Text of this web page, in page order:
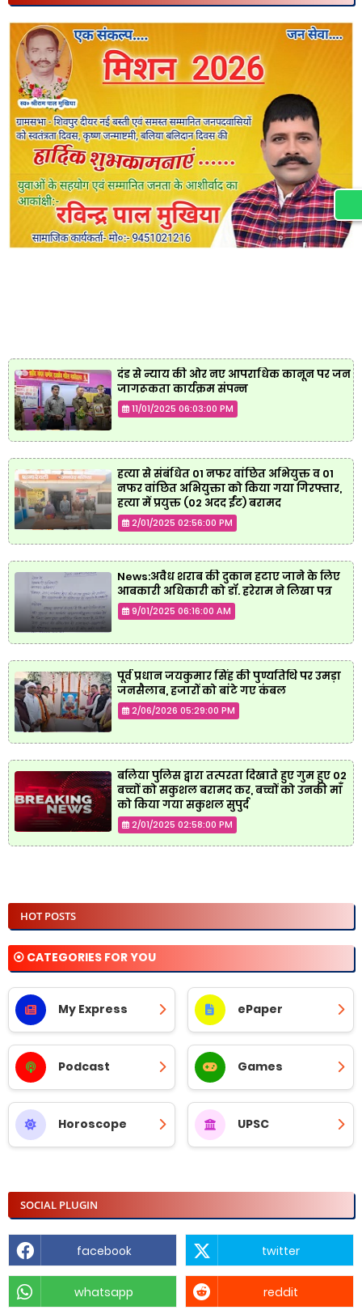
दंड से न्याय की ओर नए आपराधिक कानून पर जन
जागरूकता कार्यक्रम संपन्न
11/01/2025 06:03:00 PM
हत्या से संबंधित 01 नफर वांछित अभियुक्त व 01
नफर वांछित अभियुक्ता को किया गया गिरफ्तार,
हत्या में प्रयुक्त (02 अदद ईंट) बरामद
2/01/2025 02:56:00 PM
News:अवैध शराब की दुकान हटाए जाने के लिए
आबकारी अधिकारी को डॉ. हरेराम ने लिखा पत्र
9/01/2025 06:16:00 AM
पूर्व प्रधान जयकुमार सिंह की पुण्यतिथि पर उमड़ा
जनसैलाब, हजारों को बांटे गए कंबल
2/06/2026 05:29:00 PM
बलिया पुलिस द्वारा तत्परता दिखाते हुए गुम हुए 02
बच्चों को सकुशल बरामद कर, बच्चों को उनकी माँ
को किया गया सकुशल सुपुर्द
2/01/2025 02:58:00 PM
HOT POSTS
⦿ CATEGORIES FOR YOU
My Express ePaper
Podcast Games
Horoscope UPSC
SOCIAL PLUGIN
facebook twitter
whatsapp reddit